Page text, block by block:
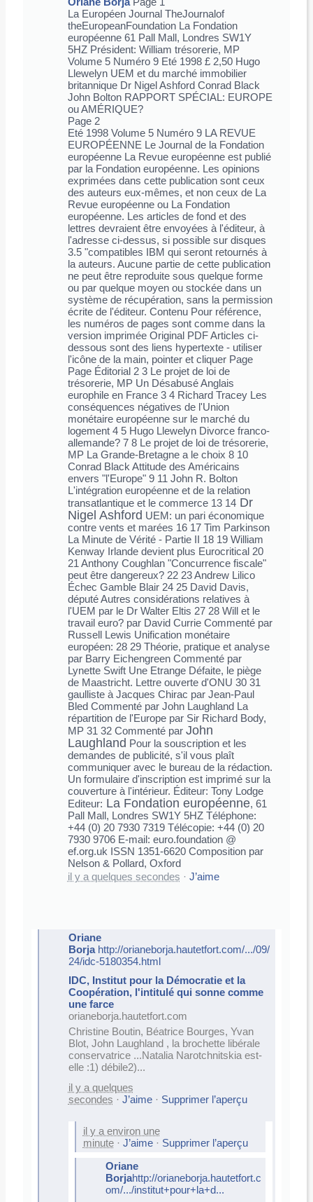
La Européen Journal TheJournalof
theEuropeanFoundation La Fondation
européenne 61 Pall Mall, Londres SW1Y
5HZ Président: William trésorerie, MP
Volume 5 Numéro 9 Eté 1998 £ 2,50 Hugo
Llewelyn UEM et du marché immobilier
britannique Dr Nigel Ashford Conrad Black
John Bolton RAPPORT SPÉCIAL: EUROPE
ou AMÉRIQUE?
Page 2
Eté 1998 Volume 5 Numéro 9 LA REVUE
EUROPÉENNE Le Journal de la Fondation
européenne La Revue européenne est publié
par la Fondation européenne. Les opinions
exprimées dans cette publication sont ceux
des auteurs eux-mêmes, et non ceux de La
Revue européenne ou La Fondation
européenne. Les articles de fond et des
lettres devraient être envoyées à l'éditeur, à
l'adresse ci-dessus, si possible sur disques
3.5 "compatibles IBM qui seront retournés à
la auteurs. Aucune partie de cette publication
ne peut être reproduite sous quelque forme
ou par quelque moyen ou stockée dans un
système de récupération, sans la permission
écrite de l'éditeur. Contenu Pour référence,
les numéros de pages sont comme dans la
version imprimée Original PDF Articles ci-
dessous sont des liens hypertexte - utiliser
l'icône de la main, pointer et cliquer Page
Page Éditorial 2 3 Le projet de loi de
trésorerie, MP Un Désabusé Anglais
europhile en France 3 4 Richard Tracey Les
conséquences négatives de l'Union
monétaire européenne sur le marché du
logement 4 5 Hugo Llewelyn Divorce franco-
allemande? 7 8 Le projet de loi de trésorerie,
MP La Grande-Bretagne a le choix 8 10
Conrad Black Attitude des Américains
envers "l'Europe" 9 11 John R. Bolton
L'intégration européenne et de la relation
transatlantique et le commerce 13 14Dr
Nigel Ashford UEM: un pari économique
contre vents et marées 16 17 Tim Parkinson
La Minute de Vérité - Partie II 18 19 William
Kenway Irlande devient plus Eurocritical 20
21 Anthony Coughlan "Concurrence fiscale"
peut être dangereux? 22 23 Andrew Lilico
Échec Gamble Blair 24 25 David Davis,
député Autres considérations relatives à
l'UEM par le Dr Walter Eltis 27 28 Will et le
travail euro? par David Currie Commenté par
Russell Lewis Unification monétaire
européen: 28 29 Théorie, pratique et analyse
par Barry Eichengreen Commenté par
Lynette Swift Une Etrange Défaite, le piège
de Maastricht. Lettre ouverte d'ONU 30 31
gaulliste à Jacques Chirac par Jean-Paul
Bled Commenté par John Laughland La
répartition de l'Europe par Sir Richard Body,
MP 31 32 Commenté par John
Laughland Pour la souscription et les
demandes de publicité, s'il vous plaît
communiquer avec le bureau de la rédaction.
Un formulaire d'inscription est imprimé sur la
couverture à l'intérieur. Éditeur: Tony Lodge
Editeur: La Fondation européenne, 61
Pall Mall, Londres SW1Y 5HZ Téléphone:
+44 (0) 20 7930 7319 Télécopie: +44 (0) 20
7930 9706 E-mail: euro.foundation @
ef.org.uk ISSN 1351-6620 Composition par
Nelson & Pollard, Oxford
il y a quelques secondes · J’aime
Oriane
Borja http://orianeborja.hautetfort.com/.../09/
24/idc-5180354.html
IDC, Institut pour la Démocratie et la
Coopération, l'intitulé qui sonne comme
une farce
orianeborja.hautetfort.com
Christine Boutin, Béatrice Bourges, Yvan
Blot, John Laughland , la brochette libérale
conservatrice ...Natalia Narotchnitskia est-
elle :1) débile2)...
il y a quelques
secondes · J’aime· Supprimer l’aperçu
il y a environ une
minute· J’aime· Supprimer l’aperçu
Oriane
Borjahttp://orianeborja.hautetfort.c
om/.../institut+pour+la+d...